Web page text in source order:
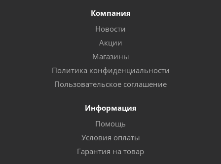
Компания
Новости
Акции
Магазины
Политика конфиденциальности
Пользовательское соглашение
Информация
Помощь
Условия оплаты
Гарантия на товар